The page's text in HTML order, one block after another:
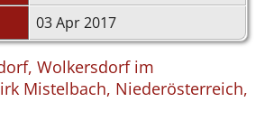
03 Apr 2017
Wolkersdorf im
Mistelbach, Niederösterreich,